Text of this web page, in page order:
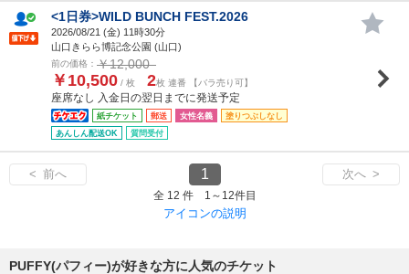
<1日券>WILD BUNCH FEST.2026
2026/08/21 (金) 11時30分
山口きらら博記念公園 (山口)
前の価格： ￥12,000
￥10,500 / 枚 2枚 連番 【バラ売り可】
座席なし 入金日の翌日までに発送予定
紙チケット 郵送 女性名義
塗りつぶしなし
あんしん配送OK
質問受付
< 前へ 1 次へ >
全 12 件 1～12件目
アイコンの説明
PUFFY(パフィー)が好きな方に人気のチケット